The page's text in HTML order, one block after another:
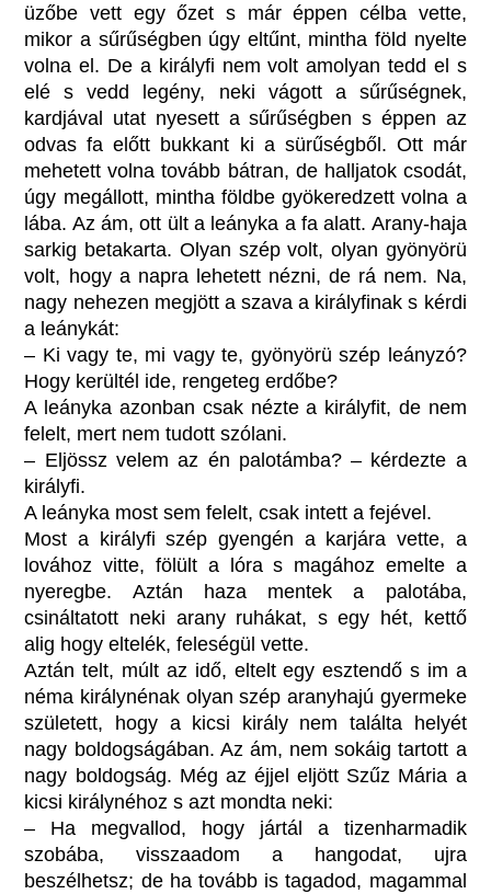
üzőbe vett egy őzet s már éppen célba vette,
mikor a sűrűségben úgy eltűnt, mintha föld nyelte
volna el. De a királyfi nem volt amolyan tedd el s
elé s vedd legény, neki vágott a sűrűségnek,
kardjával utat nyesett a sűrűségben s éppen az
odvas fa előtt bukkant ki a sürűségből. Ott már
mehetett volna tovább bátran, de halljatok csodát,
úgy megállott, mintha földbe gyökeredzett volna a
lába. Az ám, ott ült a leányka a fa alatt. Arany-haja
sarkig betakarta. Olyan szép volt, olyan gyönyörü
volt, hogy a napra lehetett nézni, de rá nem. Na,
nagy nehezen megjött a szava a királyfinak s kérdi
a leánykát:
– Ki vagy te, mi vagy te, gyönyörü szép leányzó?
Hogy kerültél ide, rengeteg erdőbe?
A leányka azonban csak nézte a királyfit, de nem
felelt, mert nem tudott szólani.
– Eljössz velem az én palotámba? – kérdezte a
királyfi.
A leányka most sem felelt, csak intett a fejével.
Most a királyfi szép gyengén a karjára vette, a
lovához vitte, fölült a lóra s magához emelte a
nyeregbe. Aztán haza mentek a palotába,
csináltatott neki arany ruhákat, s egy hét, kettő
alig hogy eltelék, feleségül vette.
Aztán telt, múlt az idő, eltelt egy esztendő s im a
néma királynénak olyan szép aranyhajú gyermeke
született, hogy a kicsi király nem találta helyét
nagy boldogságában. Az ám, nem sokáig tartott a
nagy boldogság. Még az éjjel eljött Szűz Mária a
kicsi királynéhoz s azt mondta neki:
– Ha megvallod, hogy jártál a tizenharmadik
szobába, visszaadom a hangodat, ujra
beszélhetsz; de ha tovább is tagadod, magammal